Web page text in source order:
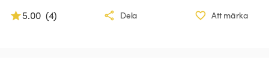
5.00 (4) Dela Att märka